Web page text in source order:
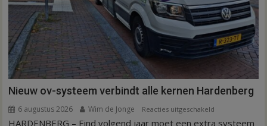
Nieuw ov-systeem verbindt alle kernen Hardenberg
6 augustus 2026 Wim de Jonge Reacties uitgeschakeld
Nieuw
HARDENBERG – Eind volgend jaar moet een extra systeem